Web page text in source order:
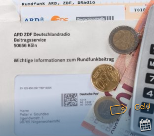
Geld